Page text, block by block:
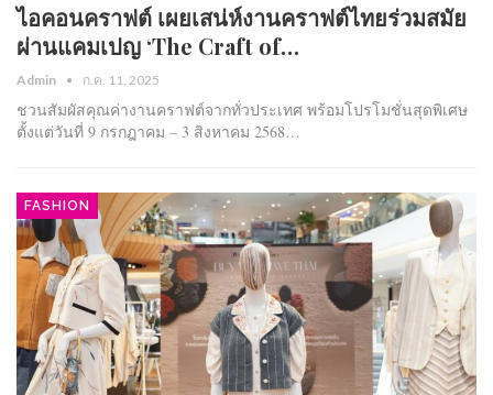
ไอคอนคราฟต์ เผยเสน่ห์งานคราฟต์ไทยร่วมสมัย
ผ่านแคมเปญ ‘The Craft of…
Admin ก.ค. 11, 2025
ชวนสัมผัสคุณค่างานคราฟต์จากทั่วประเทศ พร้อมโปรโมชั่นสุดพิเศษ
ตั้งแต่วันที่ 9 กรกฎาคม – 3 สิงหาคม 2568…
FASHION